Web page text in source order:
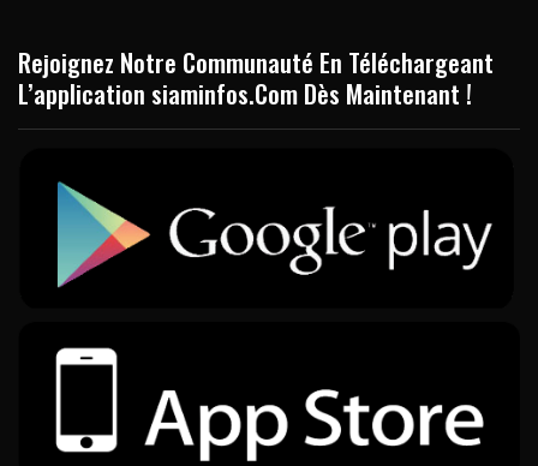
Rejoignez Notre Communauté En Téléchargeant
L’application siaminfos.Com Dès Maintenant !